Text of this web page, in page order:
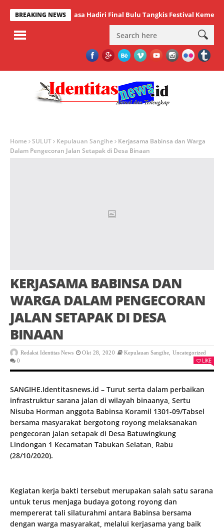
BREAKING NEWS
PBSI Minahasa Hadiri Final Bulu Tangkis Festival Kemerdekaan
Home SULUT Kepulauan Sangihe
Kerjasama Babinsa dan Warga
Dalam Pengecoran Jalan Setapak di Desa Binaan
KERJASAMA BABINSA DAN
WARGA DALAM PENGECORAN
JALAN SETAPAK DI DESA
BINAAN
Redaksi Identitas News Okt 28, 2020 Kepulauan Sangihe Uncategorized
0
LIKE
SANGIHE.Identitasnews.id – Turut serta dalam perbaikan
infrastruktur sarana jalan di wilayah binaanya, Sertu
Nisuba Horman anggota Babinsa Koramil 1301-09/Tabsel
bersama masyarakat bergotong royong melaksanakan
pengecoran jalan setapak di Desa Batuwingkung
Lindongan 1 Kecamatan Tabukan Selatan, Rabu
(28/10/2020).
Kegiatan kerja bakti tersebut merupakan salah satu sarana
untuk terus menjaga budaya gotong royong dan
mempererat tali silaturahmi antara Babinsa bersama
dengan warga masyarakat, melalui kerjasama yang baik